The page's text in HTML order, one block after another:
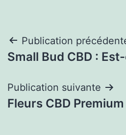
Navigation
de
l’article
Publication
Small Bud CBD :
Publication suivante
Fleurs CBD